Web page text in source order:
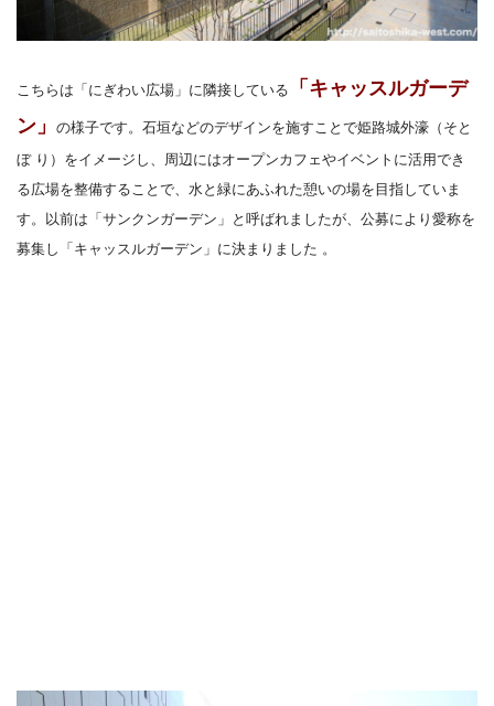
こちらは「にぎわい広場」に隣接している 「 キャッスルガーデ
ン」
の様子です。 石垣などのデザインを施すことで姫路城外濠（そと
ぼ り）をイメージし、周辺にはオープンカフェやイベントに活用でき
る広場を整備することで、水と緑にあふれた憩いの場を目指していま
す。 以前は「サンクンガーデン」と呼ばれましたが、公募により愛称を
募集し「キャッスルガーデン」に決まりました 。